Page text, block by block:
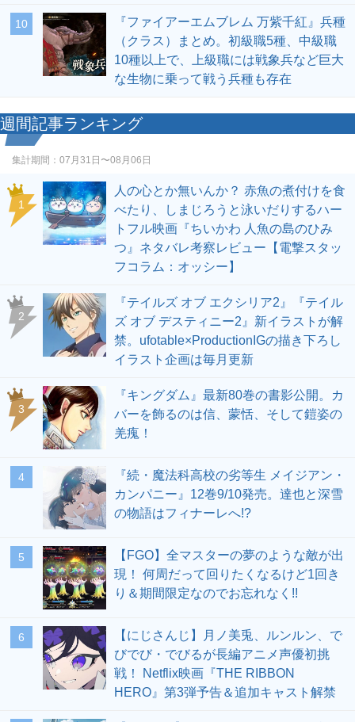
10
『ファイアーエムブレム 万紫千紅』兵種
（クラス）まとめ。初級職5種、中級職
10種以上で、上級職には戦象兵など巨大
な生物に乗って戦う兵種も存在
週間記事ランキング
集計期間： 07月31日〜08月06日
1
人の心とか無いんか？ 赤魚の煮付けを食
べたり、しまじろうと泳いだりするハー
トフル映画『ちいかわ 人魚の島のひみ
つ』ネタバレ考察レビュー【電撃スタッ
フコラム：オッシー】
2
『テイルズ オブ エクシリア2』『テイル
ズ オブ デスティニー2』新イラストが解
禁。ufotable×ProductionIGの描き下ろし
イラスト企画は毎月更新
3
『キングダム』最新80巻の書影公開。カ
バーを飾るのは信、蒙恬、そして鎧姿の
羌瘣！
4
『続・魔法科高校の劣等生 メイジアン・
カンパニー』12巻9/10発売。達也と深雪
の物語はフィナーレへ!?
5
【FGO】全マスターの夢のような敵が出
現！ 何周だって回りたくなるけど1回き
り＆期間限定なのでお忘れなく!!
6
【にじさんじ】月ノ美兎、ルンルン、で
びでび・でびるが長編アニメ声優初挑
戦！ Netflix映画『THE RIBBON
HERO』第3弾予告＆追加キャスト解禁